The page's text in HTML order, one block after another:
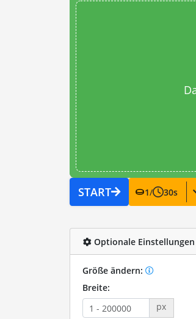
START 1/ 30s
Optionale Einstellungen
Größe ändern:
Breite:
px